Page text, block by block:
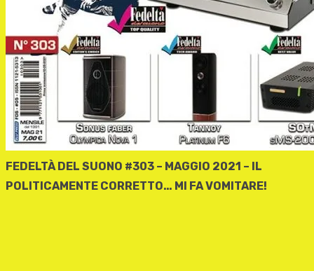
FEDELTÀ DEL SUONO #303 – MAGGIO 2021 – IL
POLITICAMENTE CORRETTO… MI FA VOMITARE!